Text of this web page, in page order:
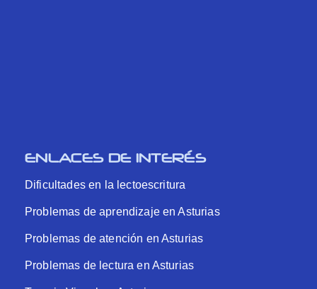
ENLACES DE INTERÉS
Dificultades en la lectoescritura
Problemas de aprendizaje en Asturias
Problemas de atención en Asturias
Problemas de lectura en Asturias